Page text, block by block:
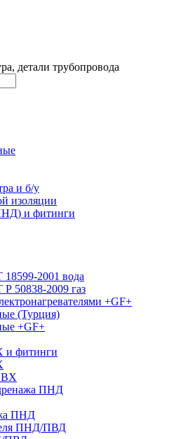
детали трубопровода
и б/у
изоляции
и фитинги
2001 вода
2009 газ
+GF+
(Турция)
+GF+
и фитинги
ПНД
ПНД
ПНД/ПВД